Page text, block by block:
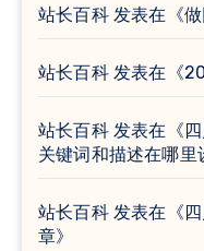
站长百科发表在《
站长百科发表在《
站长百科发表在《
关键词和描述在哪里
站长百科发表在《
章》